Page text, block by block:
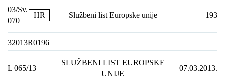
03/Sv.
070
HR Službeni list Europske unije 193
32013R0196
L 065/13
SLUŽBENI LIST EUROPSKE
UNIJE
07.03.2013.